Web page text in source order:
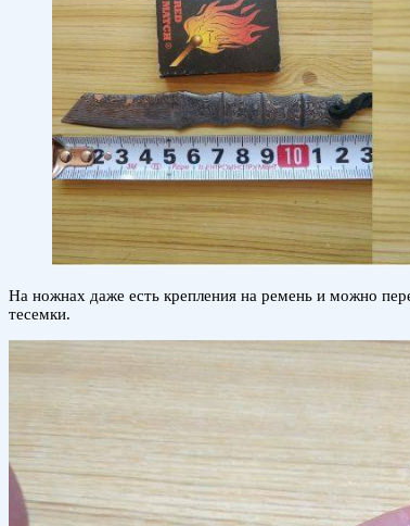
На ножнах даже есть крепления на ремень и можно
тесемки.